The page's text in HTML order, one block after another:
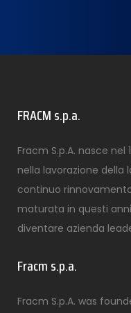
FRACM s.p.a.
Fracm S.p.A. nasce
nella lavorazione della
continuo
maturata in questi
diventare azienda
Fracm s.p.a.
Fracm S.p.A. was